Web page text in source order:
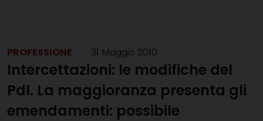
PROFESSIONE 31 Maggio 2010
Intercettazioni: le modifiche del
Pdl. La maggioranza presenta gli
emendamenti: possibile